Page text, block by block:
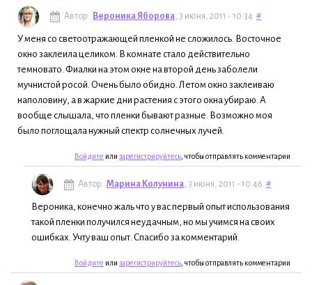
Автор: Вероника Яборова, 3 июня, 2011 - 10:34 #
У меня со светоотражающей пленкой не сложилось. Восточное
окно заклеила целиком. В комнате стало действительно
темновато. Фиалки на этом окне на второй день заболели
мучнистой росой. Очень было обидно. Летом окно заклеиваю
наполовину, а в жаркие дни растения с этого окна убираю. А
вообще слышала, что пленки бывают разные. Возможно моя
было поглощала нужный спектр солнечных лучей.
Войдите или зарегистрируйтесь , чтобы отправлять комментарии
Автор: Марина Колунина, 3 июня, 2011 - 10:46 #
Вероника, конечно жаль что у вас первый опыт использования
такой пленки получился неудачным, но мы учимся на своих
ошибках. Учту ваш опыт. Спасибо за комментарий.
Войдите или зарегистрируйтесь , чтобы отправлять комментарии